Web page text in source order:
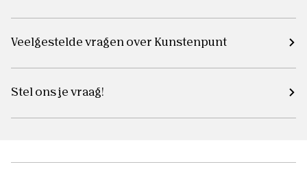
Veelgestelde vragen over Kunstenpunt
Stel ons je vraag!